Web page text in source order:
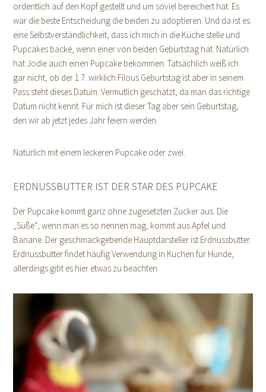
ordentlich auf den Kopf gestellt und um soviel bereichert hat. Es
war die beste Entscheidung die beiden zu adoptieren. Und da ist es
eine Selbstverständlichkeit, dass ich mich in die Küche stelle und
Pupcakes backe, wenn einer von beiden Geburtstag hat. Natürlich
hat Jodie auch einen Pupcake bekommen. Tatsächlich weiß ich
gar nicht, ob der 1.7. wirklich Filous Geburtstag ist aber in seinem
Pass steht dieses Datum. Vermutlich geschätzt, da man das richtige
Datum nicht kennt. Für mich ist dieser Tag aber sein Geburtstag,
den wir ab jetzt jedes Jahr feiern werden.
Natürlich mit einem leckeren Pupcake oder zwei.
ERDNUSSBUTTER IST DER STAR DES PUPCAKE
Der Pupcake kommt ganz ohne zugesetzten Zucker aus. Die
„Süße“, wenn man es so nennen mag, kommt aus Apfel und
Banane. Der geschmackgebende Hauptdarsteller ist Erdnussbutter.
Erdnussbutter findet häufig Verwendung in Kuchen für Hunde,
allerdings gibt es hier etwas zu beachten.